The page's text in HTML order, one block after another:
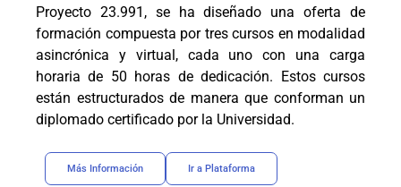
Proyecto 23.991, se ha diseñado una oferta de
formación compuesta por tres cursos en modalidad
asincrónica y virtual, cada uno con una carga
horaria de 50 horas de dedicación. Estos cursos
están estructurados de manera que conforman un
diplomado certificado por la Universidad.
Más Información Ir a Plataforma